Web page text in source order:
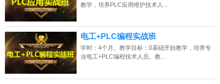
教学，培养PLC应用维护技术人…
电工+PLC编程实战班
学时：4个月。教学目标：0基础开始教学，培养专
业电工+PLC编程技术人员。教…